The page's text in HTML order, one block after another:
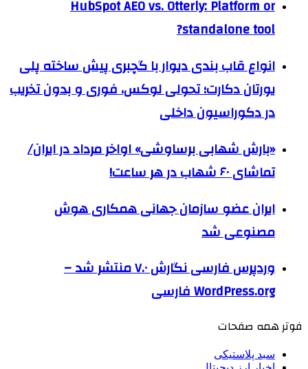
HubSpot AEO vs. Otterly: Platform or
standalone tool?
انواع قاب بندی دیوار با گچبری پیش ساخته پلی
یورتان دکارت؛ تحولی لوکس، فوری و بدون تخریب
در دکوراسیون داخلی
«بارش شهابی برساوشی» اواخر مرداد در ایران/
تماشای ۶۰ شهاب در هر ساعت!
ایران عضو سازمان جهانی همکاری هوش
مصنوعی شد
وردپرس فارسی نگارش ۷.۰ منتشر شد –
WordPress.org فارسی
فوتر همه صفحات
سبد پلاستیکی